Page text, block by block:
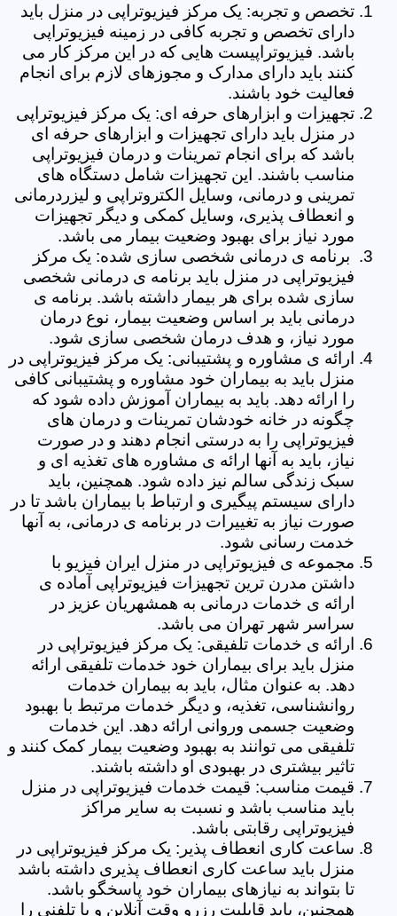
تخصص و تجربه: یک مرکز فیزیوتراپی در منزل باید
دارای تخصص و تجربه کافی در زمینه فیزیوتراپی
باشد. فیزیوتراپیست هایی که در این مرکز کار می
کنند باید دارای مدارک و مجوزهای لازم برای انجام
فعالیت خود باشند.
تجهیزات و ابزارهای حرفه ای: یک مرکز فیزیوتراپی
در منزل باید دارای تجهیزات و ابزارهای حرفه ای
باشد که برای انجام تمرینات و درمان فیزیوتراپی
مناسب باشند. این تجهیزات شامل دستگاه های
تمرینی و درمانی، وسایل الکتروتراپی و لیزردرمانی
و انعطاف پذیری، وسایل کمکی و دیگر تجهیزات
مورد نیاز برای بهبود وضعیت بیمار می باشد.
برنامه ی درمانی شخصی سازی شده: یک مرکز
فیزیوتراپی در منزل باید برنامه ی درمانی شخصی
سازی شده برای هر بیمار داشته باشد. برنامه ی
درمانی باید بر اساس وضعیت بیمار، نوع درمان
مورد نیاز، و هدف درمان شخصی سازی شود.
ارائه ی مشاوره و پشتیبانی: یک مرکز فیزیوتراپی در
منزل باید به بیماران خود مشاوره و پشتیبانی کافی
را ارائه دهد. باید به بیماران آموزش داده شود که
چگونه در خانه خودشان تمرینات و درمان های
فیزیوتراپی را به درستی انجام دهند و در صورت
نیاز، باید به آنها ارائه ی مشاوره های تغذیه ای و
سبک زندگی سالم نیز داده شود. همچنین، باید
دارای سیستم پیگیری و ارتباط با بیماران باشد تا در
صورت نیاز به تغییرات در برنامه ی درمانی، به آنها
خدمت رسانی شود.
مجموعه ی فیزیوتراپی در منزل ایران فیزیو با
داشتن مدرن ترین تجهیزات فیزیوتراپی آماده ی
ارائه ی خدمات درمانی به همشهریان عزیز در
سراسر شهر تهران می باشد.
ارائه ی خدمات تلفیقی: یک مرکز فیزیوتراپی در
منزل باید برای بیماران خود خدمات تلفیقی ارائه
دهد. به عنوان مثال، باید به بیماران خدمات
روانشناسی، تغذیه، و دیگر خدمات مرتبط با بهبود
وضعیت جسمی وروانی ارائه دهد. این خدمات
تلفیقی می توانند به بهبود وضعیت بیمار کمک کنند و
تاثیر بیشتری در بهبودی او داشته باشند.
قیمت مناسب: قیمت خدمات فیزیوتراپی در منزل
باید مناسب باشد و نسبت به سایر مراکز
فیزیوتراپی رقابتی باشد.
ساعت کاری انعطاف پذیر: یک مرکز فیزیوتراپی در
منزل باید ساعت کاری انعطاف پذیری داشته باشد
تا بتواند به نیازهای بیماران خود پاسخگو باشد.
همچنین، باید قابلیت رزرو وقت آنلاین و یا تلفنی را